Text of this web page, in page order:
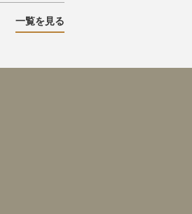
一覧を見る